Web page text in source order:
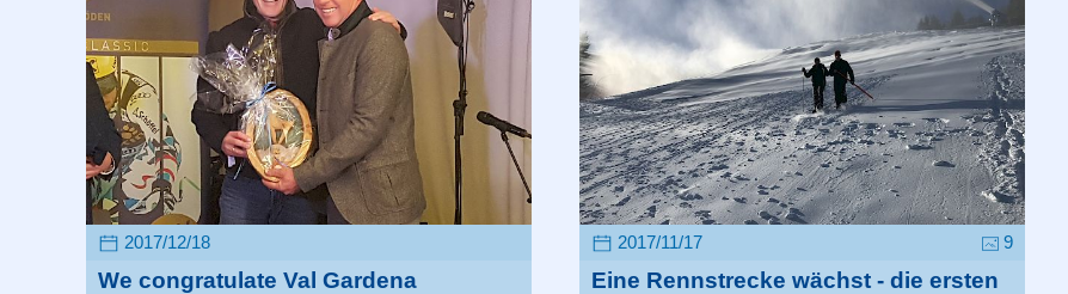
2017/12/18
We congratulate Val Gardena
2017/11/17 9
Eine Rennstrecke wächst - die ersten